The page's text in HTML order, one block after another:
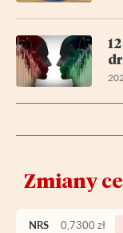
Zmiany
NRS 0,7300 zł